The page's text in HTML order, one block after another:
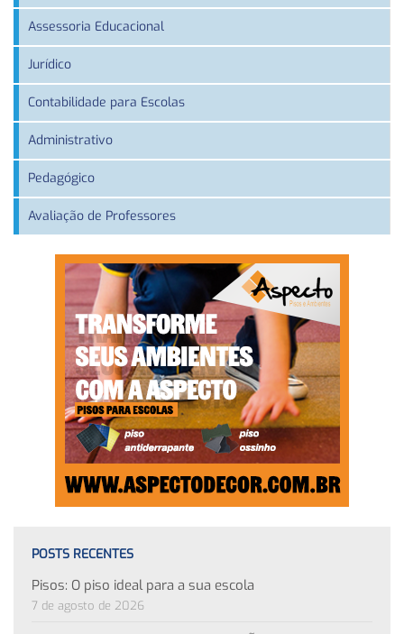
Assessoria Educacional
Jurídico
Contabilidade para Escolas
Administrativo
Pedagógico
Avaliação de Professores
POSTS RECENTES
Pisos: O piso ideal para a sua escola
7 de agosto de 2026